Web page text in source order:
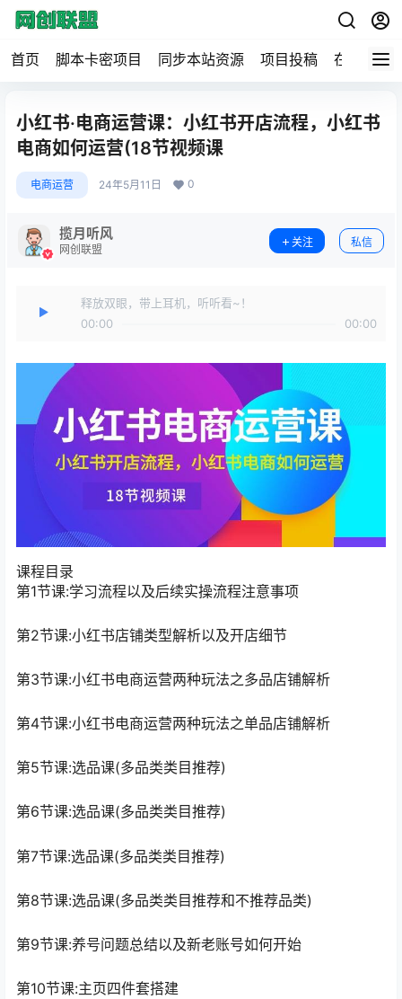
首页 脚本卡密项目 同步本站资源 项目投稿 在线工具
小红书·电商运营课：小红书开店流程，小红书
电商如何运营(18节视频课
电商运营 24年5月11日 0
揽月听风
网创联盟
关注 私信
释放双眼，带上耳机，听听看~！
00:00
00:00
课程目录
第1节课:学习流程以及后续实操流程注意事项
第2节课:小红书店铺类型解析以及开店细节
第3节课:小红书电商运营两种玩法之多品店铺解析
第4节课:小红书电商运营两种玩法之单品店铺解析
第5节课:选品课(多品类类目推荐)
第6节课:选品课(多品类类目推荐)
第7节课:选品课(多品类类目推荐)
第8节课:选品课(多品类类目推荐和不推荐品类)
第9节课:养号问题总结以及新老账号如何开始
第10节课:主页四件套搭建